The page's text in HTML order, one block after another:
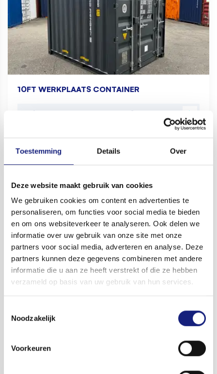
Toestemming Details Over
Deze website maakt gebruik van cookies
We gebruiken cookies om content en advertenties te
personaliseren, om functies voor social media te bieden
en om ons websiteverkeer te analyseren. Ook delen we
informatie over uw gebruik van onze site met onze
partners voor social media, adverteren en analyse. Deze
partners kunnen deze gegevens combineren met andere
informatie die u aan ze heeft verstrekt of die ze hebben
verzameld op basis van uw gebruik van hun services.
Noodzakelijk
Voorkeuren
10FT WERKPLAATS CONTAINER
Nieuw Op aanvraag
Huren Op aanvraag
10FT HARD TOP OPEN TOP CONTAINER
Huren